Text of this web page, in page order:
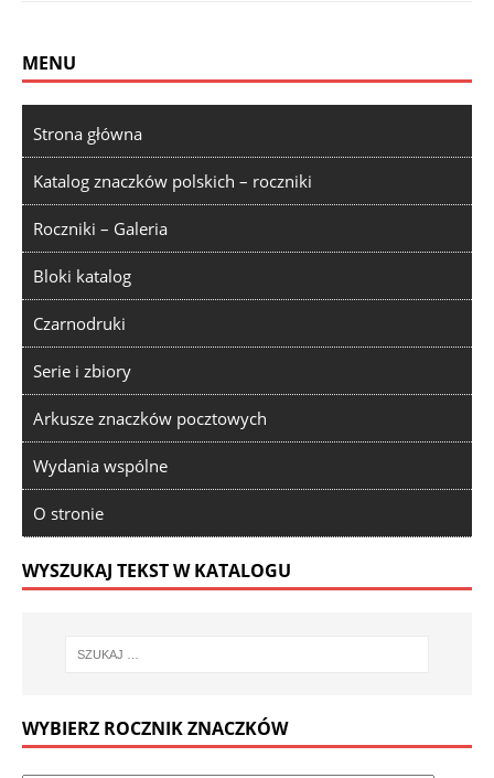
MENU
Strona główna
Katalog znaczków polskich – roczniki
Roczniki – Galeria
Bloki katalog
Czarnodruki
Serie i zbiory
Arkusze znaczków pocztowych
Wydania wspólne
O stronie
WYSZUKAJ TEKST W KATALOGU
WYBIERZ ROCZNIK ZNACZKÓW